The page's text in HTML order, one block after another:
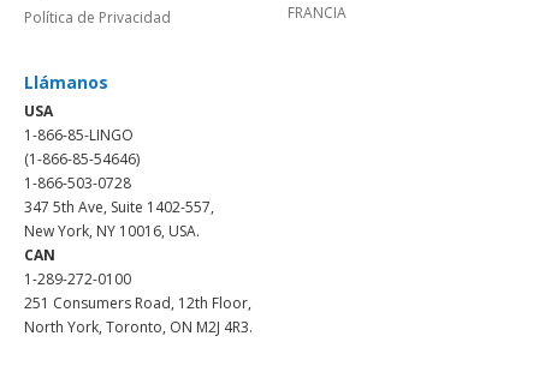
Política de Privacidad
FRANCIA
Llámanos
USA
1-866-85-LINGO
(1-866-85-54646)
1-866-503-0728
347 5th Ave, Suite 1402-557,
New York, NY 10016, USA.
CAN
1-289-272-0100
251 Consumers Road, 12th Floor,
North York, Toronto, ON M2J 4R3.